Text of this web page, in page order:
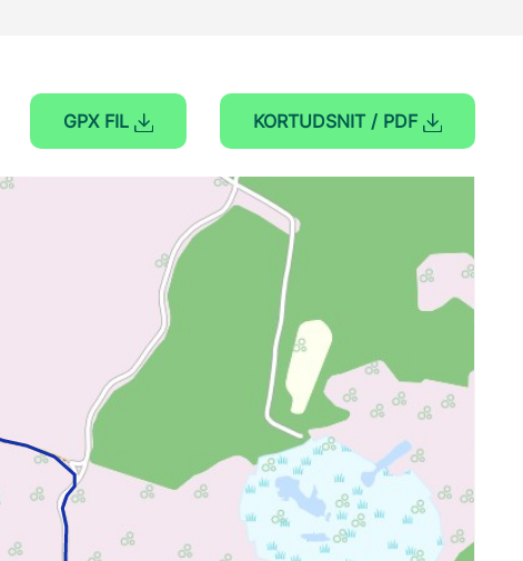
GPX FIL KORTUDSNIT / PDF